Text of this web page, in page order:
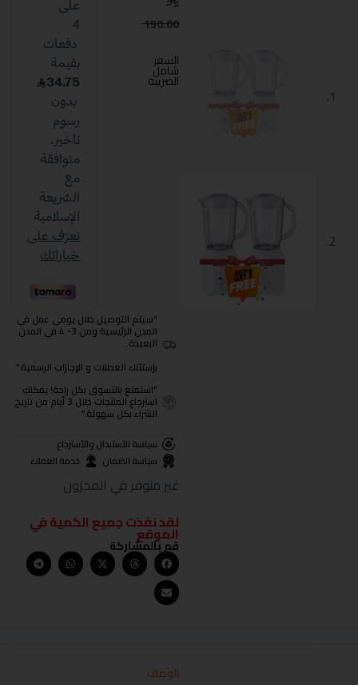
150.00
السعر
شامل
الضريبة
"سيتم التوصيل خلال يومي عمل في
المدن الرئيسية ومن 3- 4 في المدن
البعيدة.
بإستثناء العطلات و الإجازات الرسمية."
"استمتع بالتسوق بكل راحة! يمكنك
استرجاع المنتجات خلال 3 أيام من تاريخ
الشراء بكل سهولة."
سياسة الأستبدال والأسترجاع
سياسة الضمان
خدمة العملاء
غير متوفر في المخزون
لقد نفذت جميع الكمية في
الموقع
قم بالمشاركة
الوصف